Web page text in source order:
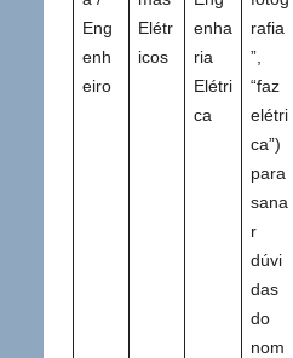
Eng
enh
eiro
Elétr
icos
enha
ria
Elétri
ca
rafia
”,
“faz
elétri
ca”)
para
sana
r
dúvi
das
do
nom